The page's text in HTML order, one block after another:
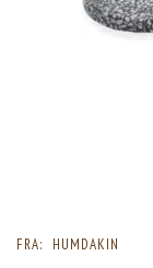
FRA: HUMDAKIN